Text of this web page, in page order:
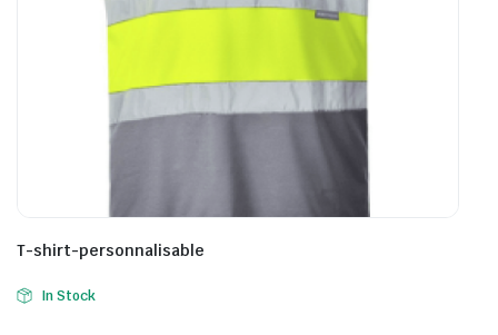
T-shirt-personnalisable
In Stock